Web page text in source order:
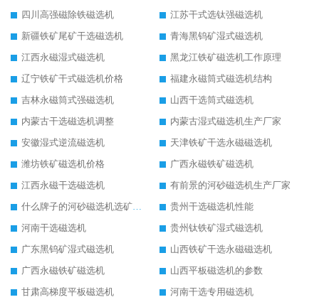
四川高强磁除铁磁选机
江苏干式选钛强磁选机
新疆铁矿尾矿干选磁选机
青海黑钨矿湿式磁选机
江西永磁湿式磁选机
黑龙江铁矿磁选机工作原理
辽宁铁矿干式磁选机价格
福建永磁筒式磁选机结构
吉林永磁筒式强磁选机
山西干选筒式磁选机
内蒙古干选磁选机调整
内蒙古湿式磁选机生产厂家
安徽湿式逆流磁选机
天津铁矿干选永磁磁选机
潍坊铁矿磁选机价格
广西永磁铁矿磁选机
江西永磁干选磁选机
有前景的河砂磁选机生产厂家
什么牌子的河砂磁选机选矿效果好
贵州干选磁选机性能
河南干选磁选机
贵州钛铁矿湿式磁选机
广东黑钨矿湿式磁选机
山西铁矿干选永磁磁选机
广西永磁铁矿磁选机
山西平板磁选机的参数
甘肃高梯度平板磁选机
河南干选专用磁选机